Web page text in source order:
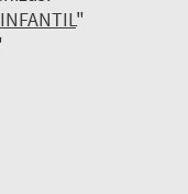
"